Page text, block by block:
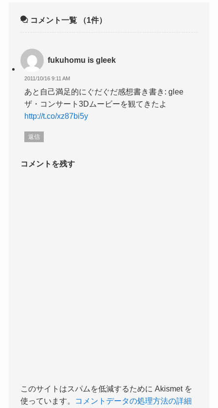
コメント一覧 （1件）
fukuhomu is gleek
2011/10/16 9:11 AM
あと自己満足的にぐだぐだ感想書き書き: glee
ザ・コンサート3Dムービーを観てきたよ
http://t.co/xz87bi5y
返信
コメントを残す
このサイトはスパムを低減するために Akismet を
使っています。
コメントデータの処理方法の詳細